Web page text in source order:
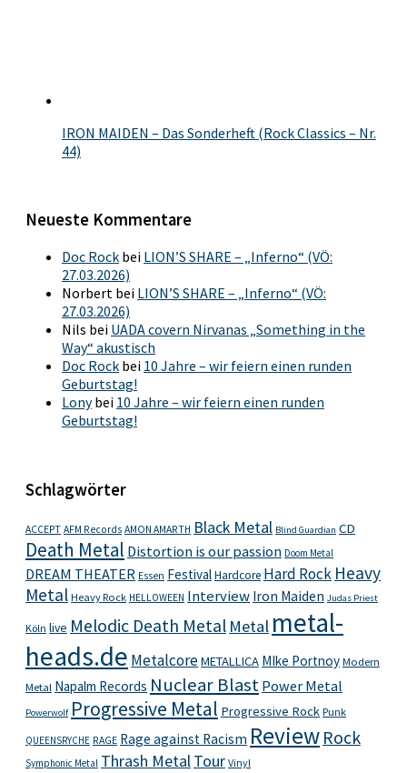
IRON MAIDEN – Das Sonderheft (Rock Classics – Nr.
44)
Neueste Kommentare
Doc Rock bei LION’S SHARE – „Inferno“ (VÖ:
27.03.2026)
Norbert bei LION’S SHARE – „Inferno“ (VÖ:
27.03.2026)
Nils bei UADA covern Nirvanas „Something in the
Way“ akustisch
Doc Rock bei 10 Jahre – wir feiern einen runden
Geburtstag!
Lonybei 10 Jahre – wir feiern einen runden
Geburtstag!
Schlagwörter
ACCEPT AFM Records AMON AMARTH Black Metal Blind Guardian CD
Death Metal Distortion is our passion Doom Metal
DREAM THEATER Essen FestivalHardcore Hard Rock Heavy
Metal Heavy Rock HELLOWEEN Interview Iron Maiden Judas Priest
Köln live Melodic Death Metal Metal metal-
heads.de MetalcoreMETALLICA MIke Portnoy Modern
Metal Napalm Records Nuclear Blast Power Metal
Powerwolf Progressive Metal Progressive Rock Punk
QUEENSRYCHE RAGE Rage against Racism Review Rock
Symphonic Metal Thrash MetalTour Vinyl